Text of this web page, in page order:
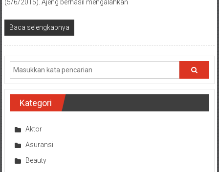
(5/6/2015). Ajeng berhasil mengalahkan
Baca selengkapnya
Kategori
Aktor
Asuransi
Beauty